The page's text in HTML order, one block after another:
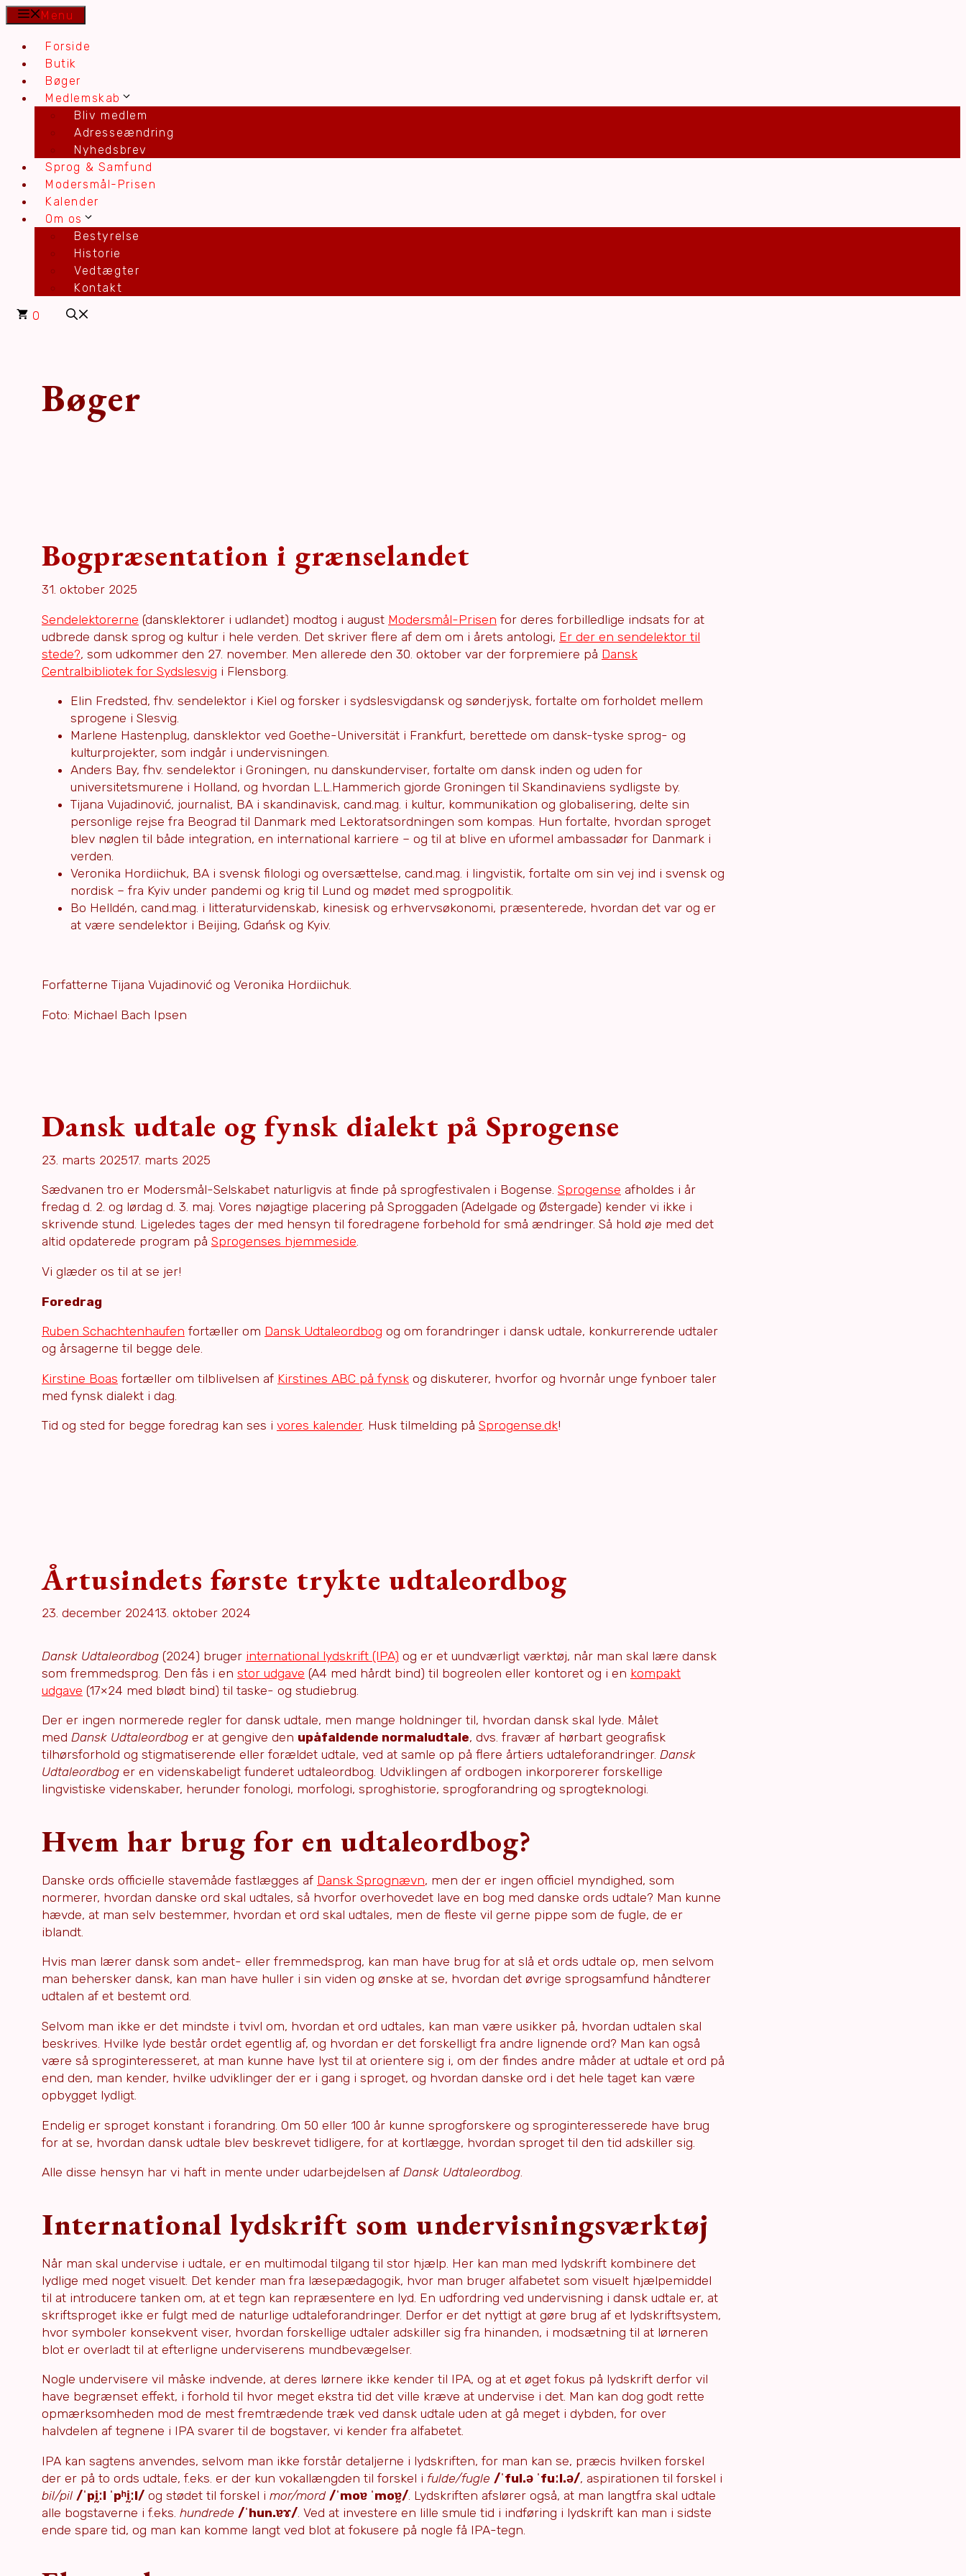
Hop
indhold
Menu
Forside
Butik
Bøger
Medlemskab
Bliv medlem
Adresseændring
Nyhedsbrev
Sprog & Samfund
Modersmål-Prisen
Kalender
Om os
Bestyrelse
Historie
Vedtægter
Kontakt
0
Bøger
Bogpræsentation i grænselandet
31. oktober 2025
Sendelektorerne (dansklektorer i udlandet) modtog i august Modersmål-Prisen for deres forbilledlige indsats for at
udbrede dansk sprog og kultur i hele verden. Det skriver flere af dem om i årets antologi, Er der en sendelektor til
stede?, som udkommer den 27. november. Men allerede den 30. oktober var der forpremiere på Dansk
Centralbibliotek for Sydslesvig i Flensborg.
Elin Fredsted, fhv. sendelektor i Kiel og forsker i sydslesvigdansk og sønderjysk, fortalte om forholdet mellem
sprogene i Slesvig.
Marlene Hastenplug, dansklektor ved Goethe-Universität i Frankfurt, berettede om dansk-tyske sprog- og
kulturprojekter, som indgår i undervisningen.
Anders Bay, fhv. sendelektor i Groningen, nu danskunderviser, fortalte om dansk inden og uden for
universitetsmurene i Holland, og hvordan L.L.Hammerich gjorde Groningen til Skandinaviens sydligste by.
Tijana Vujadinović, journalist, BA i skandinavisk, cand.mag. i kultur, kommunikation og globalisering, delte sin
personlige rejse fra Beograd til Danmark med Lektoratsordningen som kompas. Hun fortalte, hvordan sproget
blev nøglen til både integration, en international karriere – og til at blive en uformel ambassadør for Danmark i
verden.
Veronika Hordiichuk, BA i svensk filologi og oversættelse, cand.mag. i lingvistik, fortalte om sin vej ind i svensk og
nordisk – fra Kyiv under pandemi og krig til Lund og mødet med sprogpolitik.
Bo Helldén, cand.mag. i litteraturvidenskab, kinesisk og erhvervsøkonomi, præsenterede, hvordan det var og er
at være sendelektor i Beijing, Gdańsk og Kyiv.
Forfatterne Tijana Vujadinović og Veronika Hordiichuk.
Foto: Michael Bach Ipsen
Dansk udtale og fynsk dialekt på Sprogense
23. marts 202517. marts 2025
Sædvanen tro er Modersmål-Selskabet naturligvis at finde på sprogfestivalen i Bogense. Sprogense afholdes i år
fredag d. 2. og lørdag d. 3. maj. Vores nøjagtige placering på Sproggaden (Adelgade og Østergade) kender vi ikke i
skrivende stund. Ligeledes tages der med hensyn til foredragene forbehold for små ændringer. Så hold øje med det
altid opdaterede program på Sprogenses hjemmeside.
Vi glæder os til at se jer!
Foredrag
Ruben Schachtenhaufen fortæller om Dansk Udtaleordbog og om forandringer i dansk udtale, konkurrerende udtaler
og årsagerne til begge dele.
Kirstine Boas fortæller om tilblivelsen af Kirstines ABC på fynsk og diskuterer, hvorfor og hvornår unge fynboer taler
med fynsk dialekt i dag.
Tid og sted for begge foredrag kan ses i vores kalender. Husk tilmelding på Sprogense.dk!
Årtusindets første trykte udtaleordbog
23. december 202413. oktober 2024
Dansk Udtaleordbog (2024) bruger international lydskrift (IPA) og er et uundværligt værktøj, når man skal lære dansk
som fremmedsprog. Den fås i en stor udgave (A4 med hårdt bind) til bogreolen eller kontoret og i en kompakt
udgave (17×24 med blødt bind) til taske- og studiebrug.
Der er ingen normerede regler for dansk udtale, men mange holdninger til, hvordan dansk skal lyde. Målet
med Dansk Udtaleordbog er at gengive den upåfaldende normaludtale, dvs. fravær af hørbart geografisk
tilhørsforhold og stigmatiserende eller forældet udtale, ved at samle op på flere årtiers udtaleforandringer. Dansk
Udtaleordbog er en videnskabeligt funderet udtaleordbog. Udviklingen af ordbogen inkorporerer forskellige
lingvistiske videnskaber, herunder fonologi, morfologi, sproghistorie, sprogforandring og sprogteknologi.
Hvem har brug for en udtaleordbog?
Danske ords officielle stavemåde fastlægges af Dansk Sprognævn, men der er ingen officiel myndighed, som
normerer, hvordan danske ord skal udtales, så hvorfor overhovedet lave en bog med danske ords udtale? Man kunne
hævde, at man selv bestemmer, hvordan et ord skal udtales, men de fleste vil gerne pippe som de fugle, de er
iblandt.
Hvis man lærer dansk som andet- eller fremmedsprog, kan man have brug for at slå et ords udtale op, men selvom
man behersker dansk, kan man have huller i sin viden og ønske at se, hvordan det øvrige sprogsamfund håndterer
udtalen af et bestemt ord.
Selvom man ikke er det mindste i tvivl om, hvordan et ord udtales, kan man være usikker på, hvordan udtalen skal
beskrives. Hvilke lyde består ordet egentlig af, og hvordan er det forskelligt fra andre lignende ord? Man kan også
være så sproginteresseret, at man kunne have lyst til at orientere sig i, om der findes andre måder at udtale et ord på
end den, man kender, hvilke udviklinger der er i gang i sproget, og hvordan danske ord i det hele taget kan være
opbygget lydligt.
Endelig er sproget konstant i forandring. Om 50 eller 100 år kunne sprogforskere og sproginteresserede have brug
for at se, hvordan dansk udtale blev beskrevet tidligere, for at kortlægge, hvordan sproget til den tid adskiller sig.
Alle disse hensyn har vi haft in mente under udarbejdelsen af Dansk Udtaleordbog.
International lydskrift som undervisningsværktøj
Når man skal undervise i udtale, er en multimodal tilgang til stor hjælp. Her kan man med lydskrift kombinere det
lydlige med noget visuelt. Det kender man fra læsepædagogik, hvor man bruger alfabetet som visuelt hjælpemiddel
til at introducere tanken om, at et tegn kan repræsentere en lyd. En udfordring ved undervisning i dansk udtale er, at
skriftsproget ikke er fulgt med de naturlige udtaleforandringer. Derfor er det nyttigt at gøre brug af et lydskriftsystem,
hvor symboler konsekvent viser, hvordan forskellige udtaler adskiller sig fra hinanden, i modsætning til at lørneren
blot er overladt til at efterligne underviserens mundbevægelser.
Nogle undervisere vil måske indvende, at deres lørnere ikke kender til IPA, og at et øget fokus på lydskrift derfor vil
have begrænset effekt, i forhold til hvor meget ekstra tid det ville kræve at undervise i det. Man kan dog godt rette
opmærksomheden mod de mest fremtrædende træk ved dansk udtale uden at gå meget i dybden, for over
halvdelen af tegnene i IPA svarer til de bogstaver, vi kender fra alfabetet.
IPA kan sagtens anvendes, selvom man ikke forstår detaljerne i lydskriften, for man kan se, præcis hvilken forskel
der er på to ords udtale, f.eks. er der kun vokallængden til forskel i fulde/fugle /ˈful.ə ˈfuːl.ə/, aspirationen til forskel i
bil/pil /ˈpḭːl ˈpʰḭːl/ og stødet til forskel i mor/mord /ˈmoɐ ˈmoɐ̰/ . Lydskriften afslører også, at man langtfra skal udtale
alle bogstaverne i f.eks. hundrede /ˈhun.ɐɤ/ . Ved at investere en lille smule tid i indføring i lydskrift kan man i sidste
ende spare tid, og man kan komme langt ved blot at fokusere på nogle få IPA-tegn.